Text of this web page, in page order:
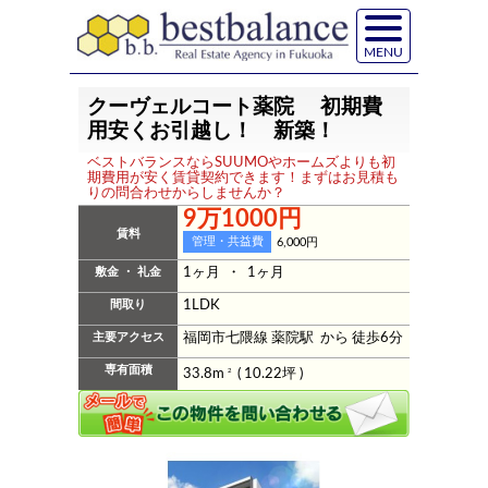
MENU
クーヴェルコート薬院 初期費
用安くお引越し！ 新築！
ベストバランスならSUUMOやホームズよりも初
期費用が安く賃貸契約できます！まずはお見積も
りの問合わせからしませんか？
賃料
9万1000円
管理・共益費 6,000円
敷金 ・ 礼金 1ヶ月 ・ 1ヶ月
間取り 1LDK
主要アクセス 福岡市七隈線 薬院駅 から 徒歩6分
専有面積 33.8m2 ( 10.22坪 )